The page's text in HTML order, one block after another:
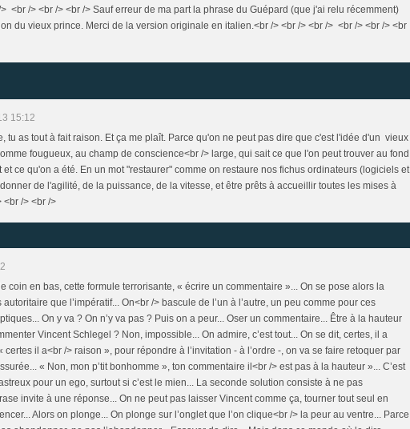
<br /> <br /> <br /> Sauf erreur de ma part la phrase du Guépard (que j'ai relu récemment)
du vieux prince. Merci de la version originale en italien.<br /> <br /> <br /> <br /> <br /> <br
15:12
tu as tout à fait raison. Et ça me plaît. Parce qu'on ne peut pas dire que c'est l'idée d'un vieux
fougueux, au champ de conscience<br /> large, qui sait ce que l'on peut trouver au fond
ce qu'on a été. En un mot "restaurer" comme on restaure nos fichus ordinateurs (logiciels et
de l'agilité, de la puissance, de la vitesse, et être prêts à accueillir toutes les mises à
<br /> <br />
coin en bas, cette formule terrorisante, « écrire un commentaire »... On se pose alors la
que l’impératif... On<br /> bascule de l’un à l’autre, un peu comme pour ces
On y va ? On n’y va pas ? Puis on a peur... Oser un commentaire... Être à la hauteur
Vincent Schlegel ? Non, impossible... On admire, c’est tout... On se dit, certes, il a
il a<br /> raison », pour répondre à l’invitation - à l’ordre -, on va se faire retoquer par
« Non, mon p’tit bonhomme », ton commentaire il<br /> est pas à la hauteur »... C’est
pour un ego, surtout si c’est le mien... La seconde solution consiste à ne pas
invite à une réponse... On ne peut pas laisser Vincent comme ça, tourner tout seul en
Alors on plonge... On plonge sur l’onglet que l’on clique<br /> la peur au ventre... Parce